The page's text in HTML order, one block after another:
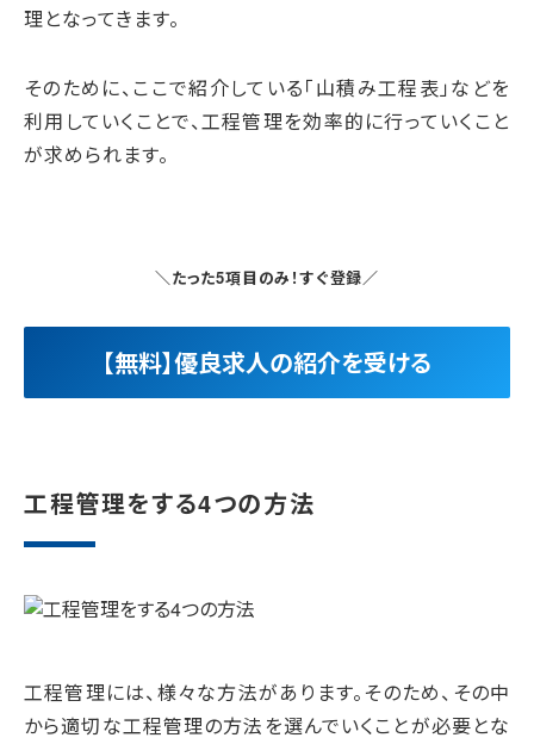
理となってきます。
そのために、ここで紹介している「山積み工程表」などを
利用していくことで、工程管理を効率的に行っていくこと
が求められます。
＼たった5項目のみ！すぐ登録／
【無料】優良求人の紹介を受ける
工程管理をする4つの方法
工程管理には、様々な方法があります。そのため、その中
から適切な工程管理の方法を選んでいくことが必要とな